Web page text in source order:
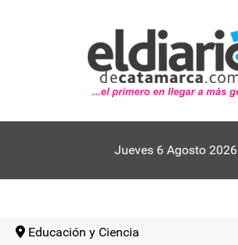
Jueves 6 Agosto 2026
Educación y Ciencia